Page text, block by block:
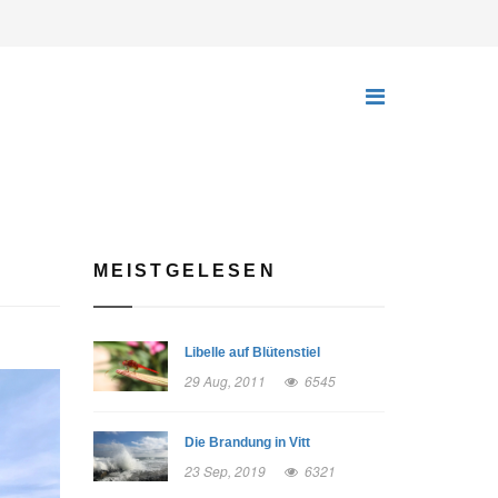
MEISTGELESEN
Libelle auf Blütenstiel
29 Aug, 2011 6545
Die Brandung in Vitt
23 Sep, 2019 6321